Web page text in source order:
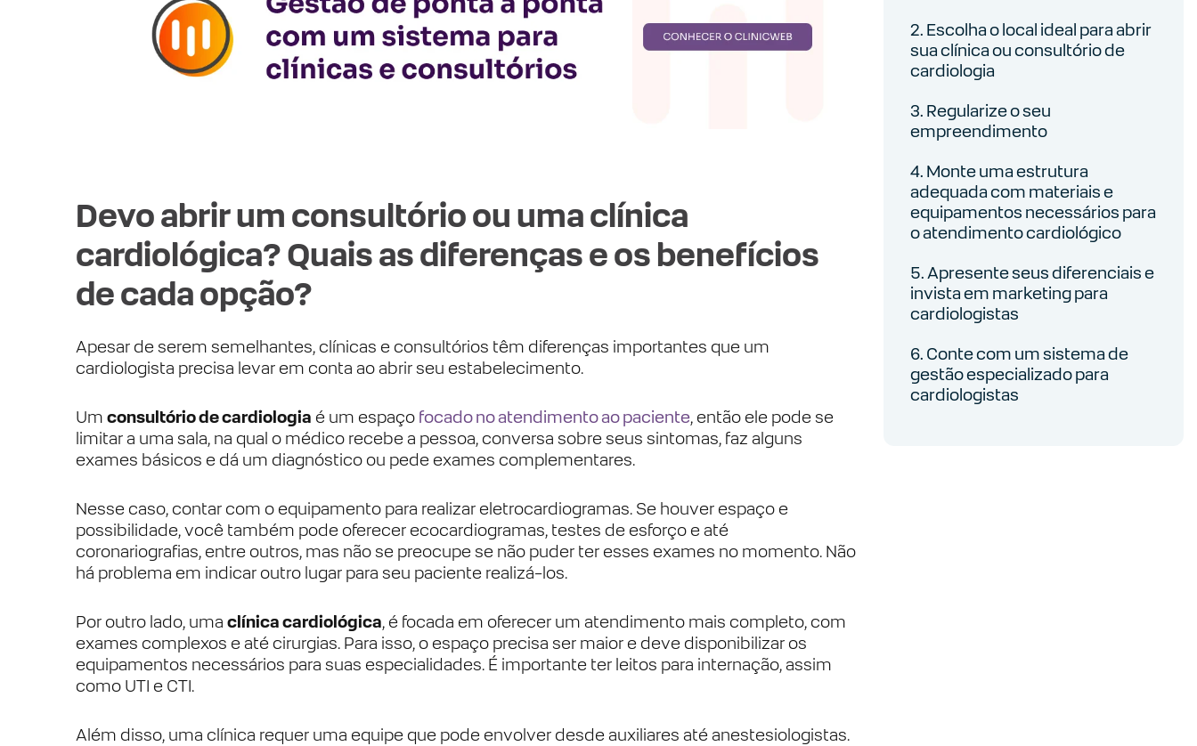
Devo abrir um consultório ou uma clínica
cardiológica? Quais as diferenças e os benefícios
de cada opção?
Apesar de serem semelhantes, clínicas e consultórios têm diferenças importantes que um
cardiologista precisa levar em conta ao abrir seu estabelecimento.
Um consultório de cardiologia é um espaço focado no atendimento ao paciente, então ele pode se
limitar a uma sala, na qual o médico recebe a pessoa, conversa sobre seus sintomas, faz alguns
exames básicos e dá um diagnóstico ou pede exames complementares.
Nesse caso, contar com o equipamento para realizar eletrocardiogramas. Se houver espaço e
possibilidade, você também pode oferecer ecocardiogramas, testes de esforço e até
coronariografias, entre outros, mas não se preocupe se não puder ter esses exames no momento. Não
há problema em indicar outro lugar para seu paciente realizá-los.
Por outro lado, uma clínica cardiológica, é focada em oferecer um atendimento mais completo, com
exames complexos e até cirurgias. Para isso, o espaço precisa ser maior e deve disponibilizar os
equipamentos necessários para suas especialidades. É importante ter leitos para internação, assim
como UTI e CTI.
Além disso, uma clínica requer uma equipe que pode envolver desde auxiliares até anestesiologistas.
2. Escolha o local ideal para abrir
sua clínica ou consultório de
cardiologia
3. Regularize o seu
empreendimento
4. Monte uma estrutura
adequada com materiais e
equipamentos necessários para
o atendimento cardiológico
5. Apresente seus diferenciais e
invista em marketing para
cardiologistas
6. Conte com um sistema de
gestão especializado para
cardiologistas